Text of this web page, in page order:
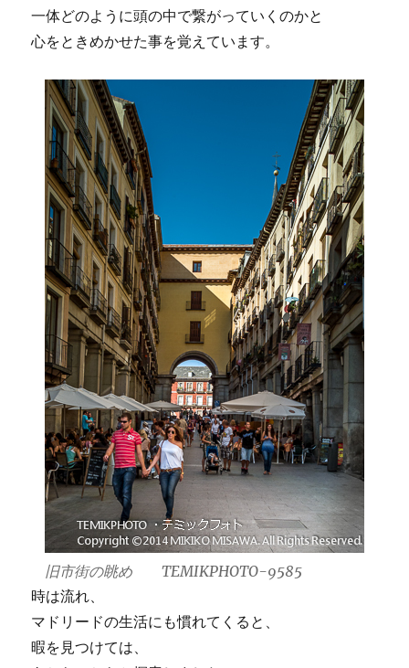
一体どのように頭の中で繋がっていくのかと
心をときめかせた事を覚えています。
旧市街の眺め TEMIKPHOTO-9585
時は流れ、
マドリードの生活にも慣れてくると、
暇を見つけては、